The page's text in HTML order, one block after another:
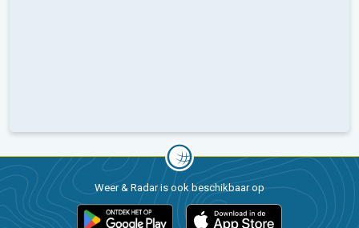
Weer & Radar is ook beschikbaar op